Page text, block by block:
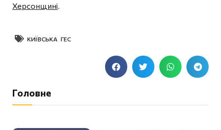
Херсонщині
КИЇВСЬКА ГЕС
Головне